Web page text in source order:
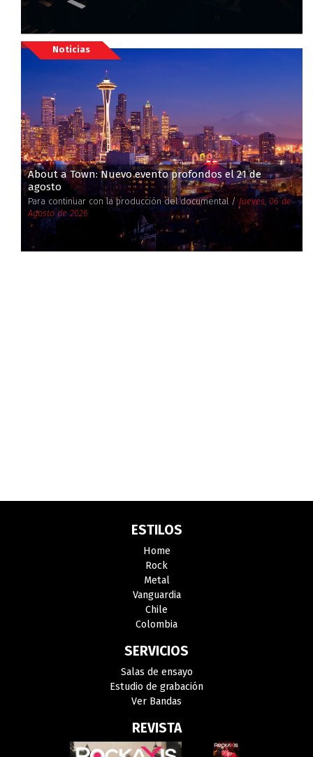
Noticias
About a Town: Nuevo evento profondos el 21 de
agosto
Para continuar con la producción del documental / Jueves, 06 de
Agosto de 2026
ESTILOS
Home
Rock
Metal
Vanguardia
Chile
Colombia
SERVICIOS
Salas de ensayo
Estudio de grabación
Ver Bandas
REVISTA